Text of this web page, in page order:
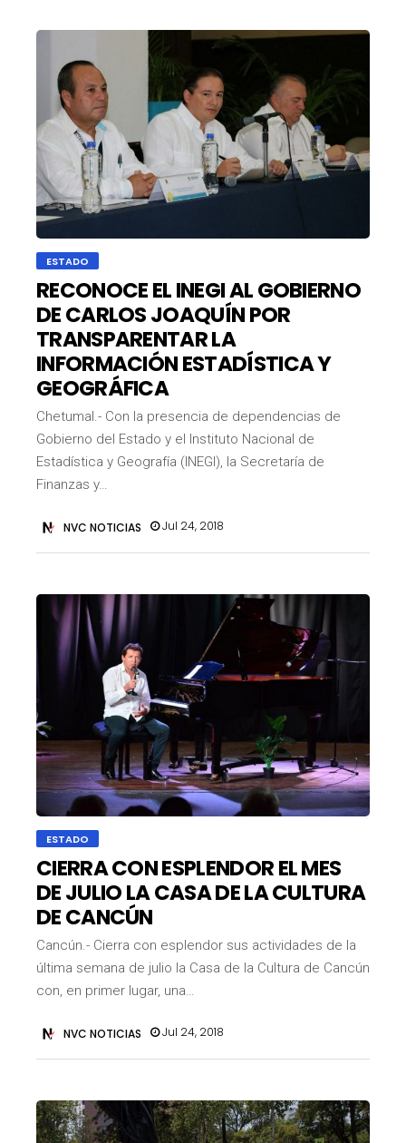
ESTADO
RECONOCE EL INEGI AL GOBIERNO
DE CARLOS JOAQUÍN POR
TRANSPARENTAR LA
INFORMACIÓN ESTADÍSTICA Y
GEOGRÁFICA
Chetumal.- Con la presencia de dependencias de
Gobierno del Estado y el Instituto Nacional de
Estadística y Geografía (INEGI), la Secretaría de
Finanzas y…
NVC NOTICIAS Jul 24, 2018
ESTADO
CIERRA CON ESPLENDOR EL MES
DE JULIO LA CASA DE LA CULTURA
DE CANCÚN
Cancún.- Cierra con esplendor sus actividades de la
última semana de julio la Casa de la Cultura de Cancún
con, en primer lugar, una…
NVC NOTICIAS Jul 24, 2018